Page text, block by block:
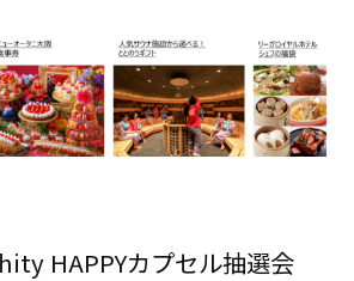
HAPPYカプセル抽選会